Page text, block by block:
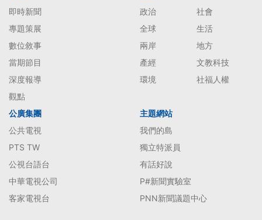
即時新聞
專題策展
數位敘事
當期節目
深度報導
觀點
政治
社會
全球
生活
兩岸
地方
產經
文教科技
環境
社福人權
公廣集團
公共電視
PTS TW
公視台語台
中華電視公司
客家電視台
主題網站
我們的島
獨立特派員
有話好說
P#新聞實驗室
PNN新聞議題中心